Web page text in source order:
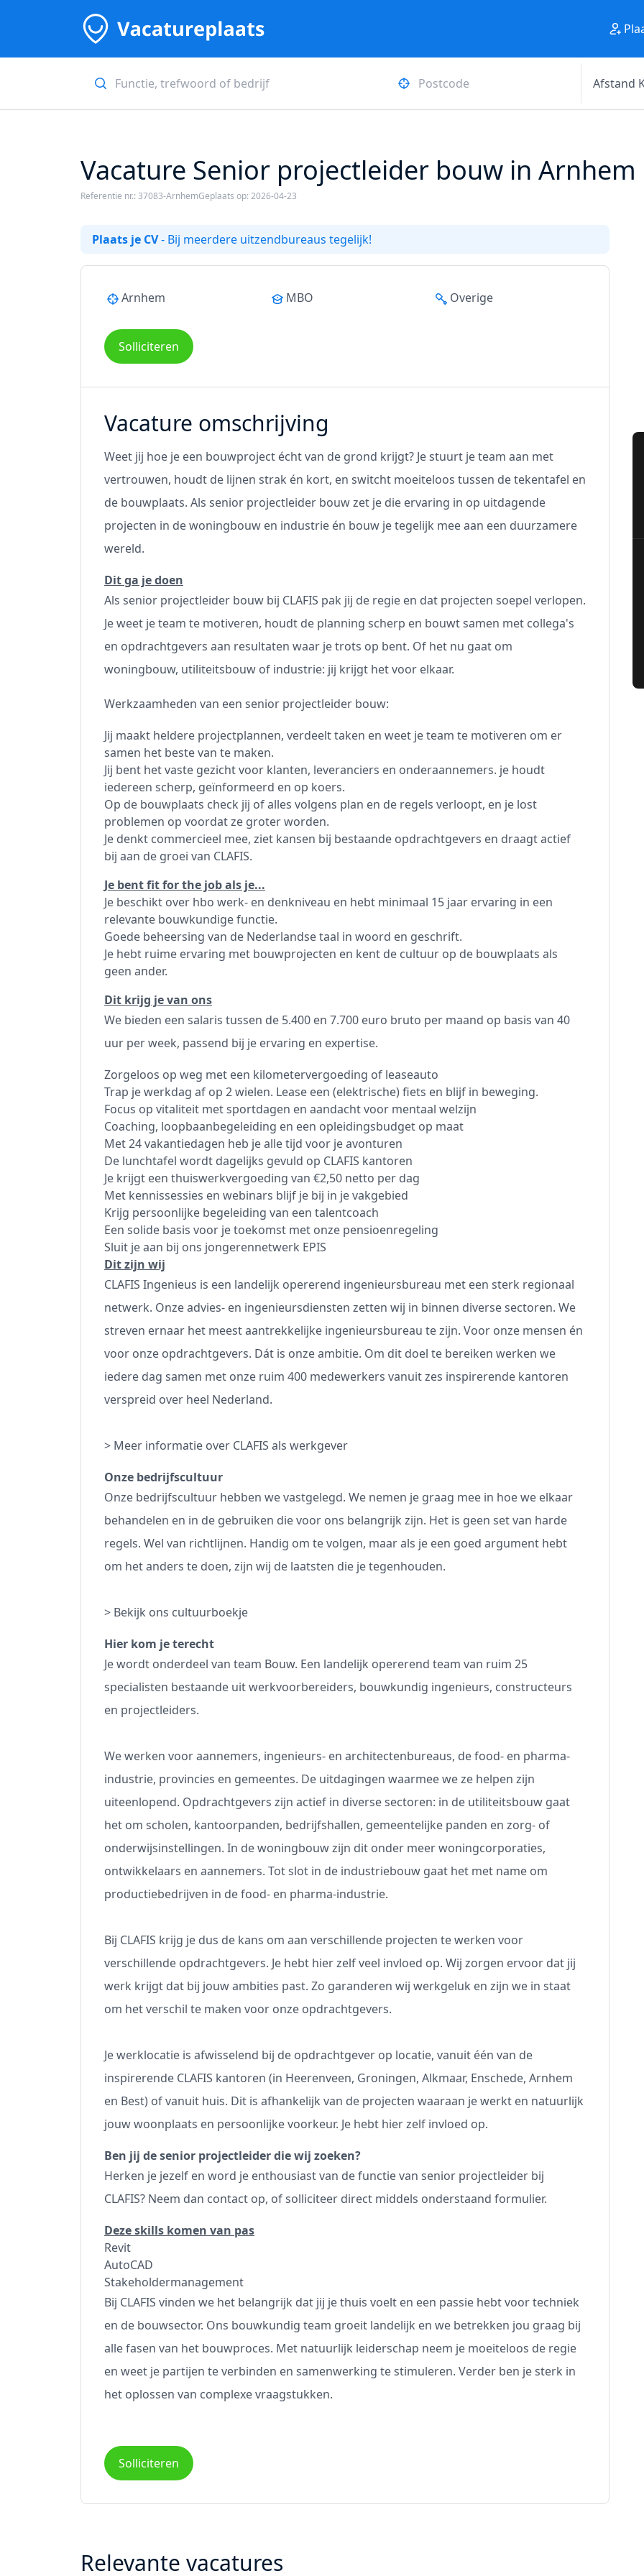
Vacature Senior projectleider bouw in Arnhem
Referentie nr.: 37083-ArnhemGeplaats op: 2026-04-23
Plaats je CV- Bij meerdere uitzendbureaus tegelijk!
Arnhem MBO Overige
Solliciteren
Vacature omschrijving
Weet jij hoe je een bouwproject écht van de grond krijgt? Je stuurt je team aan met
vertrouwen, houdt de lijnen strak én kort, en switcht moeiteloos tussen de tekentafel en
de bouwplaats. Als senior projectleider bouw zet je die ervaring in op uitdagende
projecten in de woningbouw en industrie én bouw je tegelijk mee aan een duurzamere
wereld.
Dit ga je doen
Als senior projectleider bouw bij CLAFIS pak jij de regie en dat projecten soepel verlopen.
Je weet je team te motiveren, houdt de planning scherp en bouwt samen met collega's
en opdrachtgevers aan resultaten waar je trots op bent. Of het nu gaat om
woningbouw, utiliteitsbouw of industrie: jij krijgt het voor elkaar.
Werkzaamheden van een senior projectleider bouw:
Jij maakt heldere projectplannen, verdeelt taken en weet je team te motiveren om er
samen het beste van te maken.
Jij bent het vaste gezicht voor klanten, leveranciers en onderaannemers. je houdt
iedereen scherp, geïnformeerd en op koers.
Op de bouwplaats check jij of alles volgens plan en de regels verloopt, en je lost
problemen op voordat ze groter worden.
Je denkt commercieel mee, ziet kansen bij bestaande opdrachtgevers en draagt actief
bij aan de groei van CLAFIS.
Je bent fit for the job als je...
Je beschikt over hbo werk- en denkniveau en hebt minimaal 15 jaar ervaring in een
relevante bouwkundige functie.
Goede beheersing van de Nederlandse taal in woord en geschrift.
Je hebt ruime ervaring met bouwprojecten en kent de cultuur op de bouwplaats als
geen ander.
Dit krijg je van ons
We bieden een salaris tussen de 5.400 en 7.700 euro bruto per maand op basis van 40
uur per week, passend bij je ervaring en expertise.
Zorgeloos op weg met een kilometervergoeding of leaseauto
Trap je werkdag af op 2 wielen. Lease een (elektrische) fiets en blijf in beweging.
Focus op vitaliteit met sportdagen en aandacht voor mentaal welzijn
Coaching, loopbaanbegeleiding en een opleidingsbudget op maat
Met 24 vakantiedagen heb je alle tijd voor je avonturen
De lunchtafel wordt dagelijks gevuld op CLAFIS kantoren
Je krijgt een thuiswerkvergoeding van €2,50 netto per dag
Met kennissessies en webinars blijf je bij in je vakgebied
Krijg persoonlijke begeleiding van een talentcoach
Een solide basis voor je toekomst met onze pensioenregeling
Sluit je aan bij ons jongerennetwerk EPIS
Dit zijn wij
CLAFIS Ingenieus is een landelijk opererend ingenieursbureau met een sterk regionaal
netwerk. Onze advies- en ingenieursdiensten zetten wij in binnen diverse sectoren. We
streven ernaar het meest aantrekkelijke ingenieursbureau te zijn. Voor onze mensen én
voor onze opdrachtgevers. Dát is onze ambitie. Om dit doel te bereiken werken we
iedere dag samen met onze ruim 400 medewerkers vanuit zes inspirerende kantoren
verspreid over heel Nederland.
> Meer informatie over CLAFIS als werkgever
Onze bedrijfscultuur
Onze bedrijfscultuur hebben we vastgelegd. We nemen je graag mee in hoe we elkaar
behandelen en in de gebruiken die voor ons belangrijk zijn. Het is geen set van harde
regels. Wel van richtlijnen. Handig om te volgen, maar als je een goed argument hebt
om het anders te doen, zijn wij de laatsten die je tegenhouden.
> Bekijk ons cultuurboekje
Hier kom je terecht
Je wordt onderdeel van team Bouw. Een landelijk opererend team van ruim 25
specialisten bestaande uit werkvoorbereiders, bouwkundig ingenieurs, constructeurs
en projectleiders.
We werken voor aannemers, ingenieurs- en architectenbureaus, de food- en pharma-
industrie, provincies en gemeentes. De uitdagingen waarmee we ze helpen zijn
uiteenlopend. Opdrachtgevers zijn actief in diverse sectoren: in de utiliteitsbouw gaat
het om scholen, kantoorpanden, bedrijfshallen, gemeentelijke panden en zorg- of
onderwijsinstellingen. In de woningbouw zijn dit onder meer woningcorporaties,
ontwikkelaars en aannemers. Tot slot in de industriebouw gaat het met name om
productiebedrijven in de food- en pharma-industrie.
Bij CLAFIS krijg je dus de kans om aan verschillende projecten te werken voor
verschillende opdrachtgevers. Je hebt hier zelf veel invloed op. Wij zorgen ervoor dat jij
werk krijgt dat bij jouw ambities past. Zo garanderen wij werkgeluk en zijn we in staat
om het verschil te maken voor onze opdrachtgevers.
Je werklocatie is afwisselend bij de opdrachtgever op locatie, vanuit één van de
inspirerende CLAFIS kantoren (in Heerenveen, Groningen, Alkmaar, Enschede, Arnhem
en Best) of vanuit huis. Dit is afhankelijk van de projecten waaraan je werkt en natuurlijk
jouw woonplaats en persoonlijke voorkeur. Je hebt hier zelf invloed op.
Ben jij de senior projectleider die wij zoeken?
Herken je jezelf en word je enthousiast van de functie van senior projectleider bij
CLAFIS? Neem dan contact op, of solliciteer direct middels onderstaand formulier.
Deze skills komen van pas
Revit
AutoCAD
Stakeholdermanagement
Bij CLAFIS vinden we het belangrijk dat jij je thuis voelt en een passie hebt voor techniek
en de bouwsector. Ons bouwkundig team groeit landelijk en we betrekken jou graag bij
alle fasen van het bouwproces. Met natuurlijk leiderschap neem je moeiteloos de regie
en weet je partijen te verbinden en samenwerking te stimuleren. Verder ben je sterk in
het oplossen van complexe vraagstukken.
Solliciteren
Relevante vacatures